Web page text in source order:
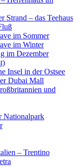
Strand – das Teehaus
im Sommer
im Winter
im Dezember
Insel in der Ostsee
Dubai Mall
und
Nationalpark
– Trentino